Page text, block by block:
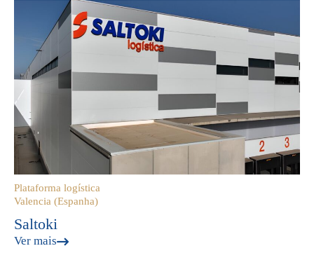
Plataforma logística
Valencia (Espanha)
Saltoki
Ver mais